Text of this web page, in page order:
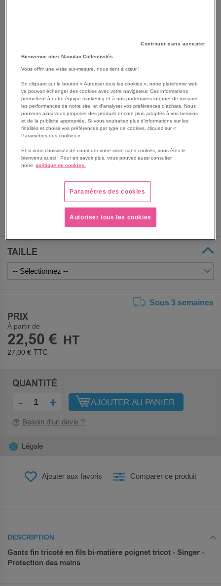
BEGINNING
IMAGES
GALLERY
Les avantages
Dos non enduit permettant de conserver une bonne
aération de la main
Bon maintien de l'équipement grâce au poignet élastique
Excellente souplesse et une grande dextérité
dissiper des charges électrostatiques pour des
applications particulières
TAILLE
Sous 3 semaines
PRIX
À partir de
22,50 €
27,00 €
QUANTITÉ
- + AJOUTER AU PANIER
Besoin d’un devis ?
Ajouter aux favoris Comparer ce produit
Légale
DESCRIPTION
Gants fin tricoté en fils bi-matière poignet tricot - Singer -
Protection des mains
Continuer sans accepter
Bienvenue chez Manutan Collectivités
Vous offrir une visite sur-mesure, nous tient à cœur !
En cliquant sur le bouton « Autoriser tous les cookies », notre plateforme web
va pouvoir échanger des cookies avec votre navigateur. Ces informations
permettent à notre équipe marketing et à nos partenaires internet de mesurer
les performances de notre site, et d'analyser vos préférences d'achats. Nous
pouvons ainsi vous proposer des produits encore plus adaptés à vos besoins
et de la publicité appropriée. Si vous souhaitez plus d'informations sur les
finalités et choisir vos préférences par type de cookies, cliquez sur «
Paramètres des cookies ».
Et si vous choisissez de continuer votre visite sans cookies, vous êtes le
bienvenu aussi ! Pour en savoir plus, vous pouvez aussi consulter
notre politique de cookies.
Paramètres des cookies
Autoriser tous les cookies